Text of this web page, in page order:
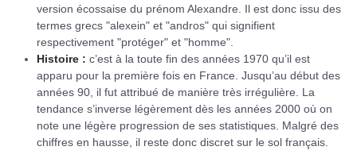
version écossaise du prénom Alexandre. Il est donc issu des
termes grecs "alexein" et "andros" qui signifient
respectivement "protéger" et "homme".
Histoire : c’est à la toute fin des années 1970 qu’il est
apparu pour la première fois en France. Jusqu’au début des
années 90, il fut attribué de manière très irrégulière. La
tendance s’inverse légèrement dès les années 2000 où on
note une légère progression de ses statistiques. Malgré des
chiffres en hausse, il reste donc discret sur le sol français.